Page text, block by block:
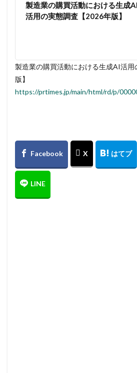
製造業の購買活動における生成AI
活用の実態調査【2026年版】
製造業の購買活動における生成AI活
版】
https://prtimes.jp/main/html/rd/p/